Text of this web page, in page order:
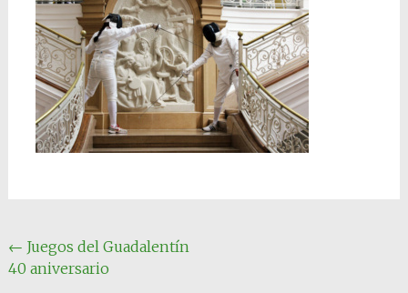
Navegación
de
← Juegos del Guadalentín
40 aniversario